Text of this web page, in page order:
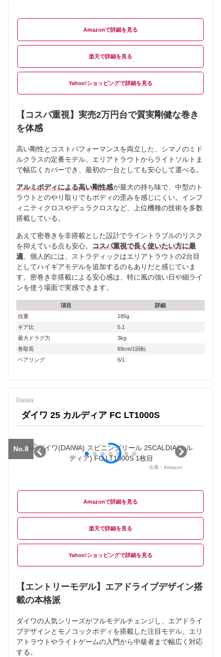
Amazon
楽天
Yahoo!ショッピング
【コスパ重視】実売2万円台で質実剛健な巻き
を体感
高い剛性とコストパフォーマンスを両立した、シマノのミド
ルクラスの定番モデル。エリアトラウトからライトソルトま
で幅広くカバーでき、最初の一台としても安心して選べる。
アルミボディによる高い剛性感が最大の持ち味で、中型のト
ラウトとのやり取りでもボディの歪みを感じにくい。インフ
ィニティクロスやデュラクロスなど、上位機種の技術を多数
搭載している。
あえて密巻きを非搭載とした設計でライントラブルのリスク
を抑えている点も安心。 コスパ重視で長く使いたい方に最
適。個人的には、ストラディックはエリアトラウトの2台目
としてハイギアモデルを追加するのもありだと感じていま
す。密巻き非搭載による安心感は、特に風の強い日や細ライ
ンを使う場面で実感できます。
項目
詳細
自重
185g
ギア比
5.1
最大ドラグ力
3kg
巻取長
69cm/1回転
ベアリング
6/1
Daiwa
ダイワ 25 カルディア FC LT1000S
No.8
出典： Amazon
Amazon
楽天
Yahoo!ショッピング
【エントリーモデル】エアドライブデザイン搭
載の本格派
ダイワの人気シリーズがフルモデルチェンジし、エアドライ
ブデザインとモノコックボディを搭載した注目モデル。エリ
アトラウトやライトゲームの入門から中級者まで幅広く対応
する。